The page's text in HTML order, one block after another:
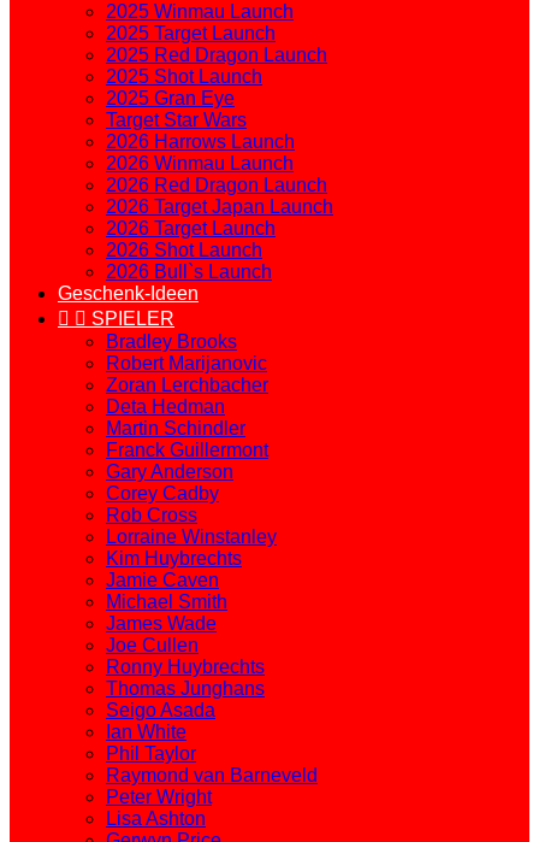
2025 Winmau Launch
2025 Target Launch
2025 Red Dragon Launch
2025 Shot Launch
2025 Gran Eye
Target Star Wars
2026 Harrows Launch
2026 Winmau Launch
2026 Red Dragon Launch
2026 Target Japan Launch
2026 Target Launch
2026 Shot Launch
2026 Bull`s Launch
Geschenk-Ideen
  SPIELER
Bradley Brooks
Robert Marijanovic
Zoran Lerchbacher
Deta Hedman
Martin Schindler
Franck Guillermont
Gary Anderson
Corey Cadby
Rob Cross
Lorraine Winstanley
Kim Huybrechts
Jamie Caven
Michael Smith
James Wade
Joe Cullen
Ronny Huybrechts
Thomas Junghans
Seigo Asada
Ian White
Phil Taylor
Raymond van Barneveld
Peter Wright
Lisa Ashton